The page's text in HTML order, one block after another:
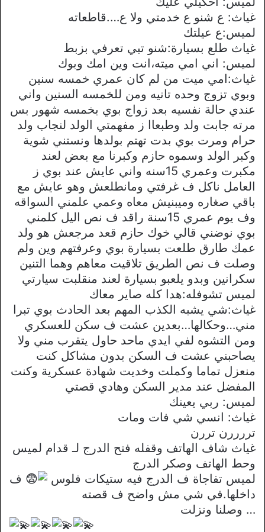
غياث: ع شنو ع خدمتي ولا ع….قاطعاته
لميس:ع عيلتك
غياث طلع بسيارة:شنو تبي تعرفي بزبط
لميس: اني امي ميته،انت وين امك وبوك
غياث:امي ميت من لم كان عمري خمسه سنين
وبوي تزوج وحده تانيه ومن للخمسه السنين واني
عندي حالة نفسيه بعد زواج بوي بخمسه شهور بس
مرته جابت ولد وطبعاا ز مفهمتي الولد لنجاب ولد
حرام ومرت بوي بدت تهتم بولدها ونستني شوية
وكبر الولد وسموه حازم وكبرنا مع بعض لعند
مكبرت وعمري 15سنه واني عايش عند بوي ز
العامل ناكل ف غرفتي ومانطلعش وهو عايش مع
باقي صغاره وميبنيش معاه وعمي علمني السواقه
وف يوم عمري 15سنة راقد ف نص اليل كلمني
بوي نوضني قالي خوك حازم قعد مرجعش هو ولد
عمك طارق طلعت بسيارة بوي وعرفتهم وين ولم
وصلت ف نص الطريق تلاقيت معاهم وهما التنين
سكرانين وبدو يلعبو بسيارة لعند منقلبت سيارتي
لميس تشوفله:هدا كله صاير معاك
غياث:شي يشبه الكذب المهم بعد الحادث بوي تبرا
مني…وحكالها…بعدين عشت ف سكن للعسكري
ومن التشوه لفي ايدي ماحد حاول يتقرب مني ولا
يصاحبني عشت ف السكن بدون مشاكل كنت
منعزل تماما وكملت وخديت شهادة عسكرية وكنت
المفضل عند مدير السكن وهادي قصتي
لميس: ربي يعينك
غياث: انسي شي فات ومات
تررررن تررن
غياث شاف الهاتف وقفله فتح الدرج لـ قدام لميس
وحط الهاتف وصكر الدرج
لميس تفاجاة ف الدرج فيه ستيكات فلوس
ف
داخلها.في شي مش واضح ف قصته
… وصلنا ونزلت